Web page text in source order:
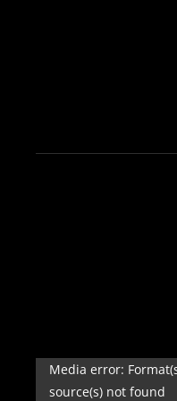
Videospeler
Media error:
source(s) not found